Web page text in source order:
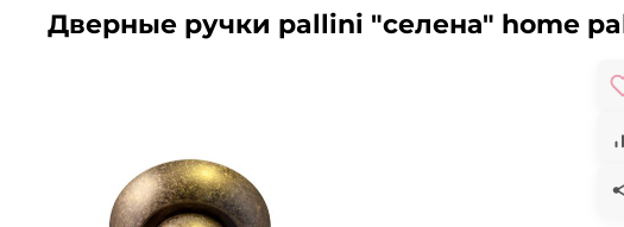
Дверные ручки pallini "селена" home